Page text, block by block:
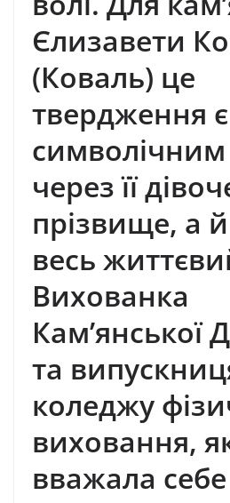
Єлизавети
(Коваль) це
твердження є
через її
прізвище, а
весь
Вихованка
та
коледжу
виховання,
вважала себе